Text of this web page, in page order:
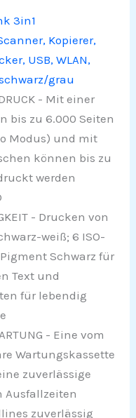
3in1
Kopierer,
USB, WLAN,
grau
- Mit einer
bis zu 6.000 Seiten
Modus) und mit
können bis zu
werden
- Drucken von
weiß; 6 ISO-
Schwarz für
Text und
für lebendig
- Eine vom
Wartungskassette
zuverlässige
Ausfallzeiten
zuverlässig